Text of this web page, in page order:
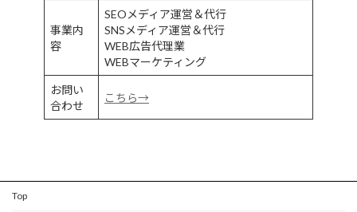
事業内
容
SEOメディア運営＆代行
SNSメディア運営＆代行
WEB広告代理業
WEBマーケティング
お問い
合わせ
こちら→
Top